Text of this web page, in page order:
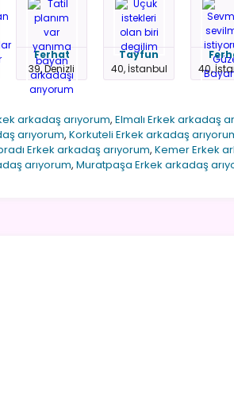
Ferhat
39, Denizli
Tayfun
40, İstanbul
40,
arkadaş arıyorum, Elmalı Erkek arkadaş
arıyorum, Korkuteli Erkek arkadaş
Erkek arkadaş arıyorum, Kemer Erkek
arıyorum, Muratpaşa Erkek arkadaş